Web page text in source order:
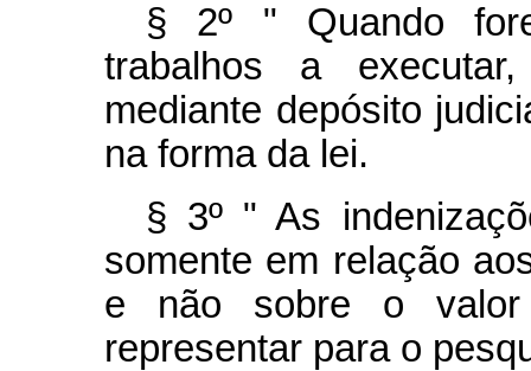
§ 2º " Quando
trabalhos a
mediante depósito
na forma da lei.
§ 3º " As
somente em relação
e não sobre o valor
representar para o